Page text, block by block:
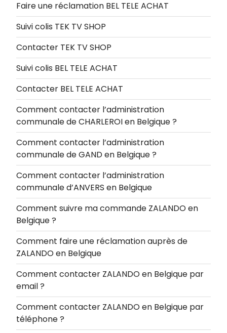
Faire une réclamation BEL TELE ACHAT
Suivi colis TEK TV SHOP
Contacter TEK TV SHOP
Suivi colis BEL TELE ACHAT
Contacter BEL TELE ACHAT
Comment contacter l’administration
communale de CHARLEROI en Belgique ?
Comment contacter l’administration
communale de GAND en Belgique ?
Comment contacter l’administration
communale d’ANVERS en Belgique
Comment suivre ma commande ZALANDO en
Belgique ?
Comment faire une réclamation auprès de
ZALANDO en Belgique
Comment contacter ZALANDO en Belgique par
email ?
Comment contacter ZALANDO en Belgique par
téléphone ?